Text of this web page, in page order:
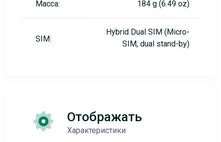
Масса: 184 g (6.49 oz)
SIM:
Hybrid Dual SIM (Micro-
SIM, dual stand-by)
Отображать
Характеристики